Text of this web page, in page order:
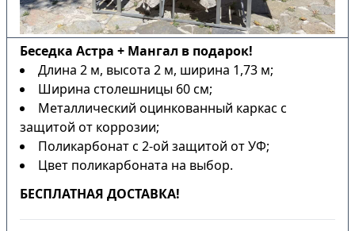
Беседка Астра + Мангал в подарок!
Длина 2 м, высота 2 м, ширина 1,73 м;
Ширина столешницы 60 см;
Металлический оцинкованный каркас с
защитой от коррозии;
Поликарбонат с 2-ой защитой от УФ;
Цвет поликарбоната на выбор.
БЕСПЛАТНАЯ ДОСТАВКА!